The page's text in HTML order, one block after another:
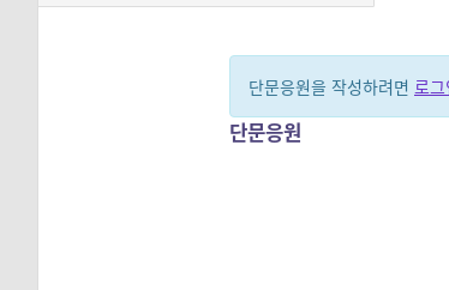
단문응원을 작성하려면 로그
단문응원